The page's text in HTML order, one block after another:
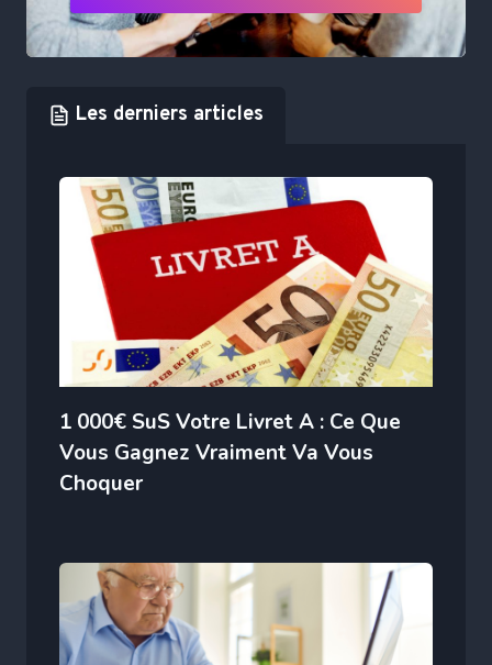
Les derniers articles
1 000€ SuS Votre Livret A : Ce Que
Vous Gagnez Vraiment Va Vous
Choquer